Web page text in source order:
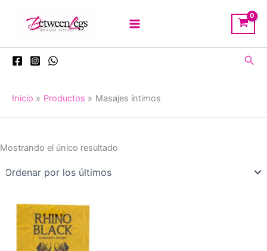
Inicio Productos Masajes íntimos
Mostrando el único resultado